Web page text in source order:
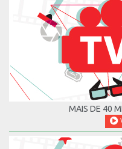
MAIS DE 40